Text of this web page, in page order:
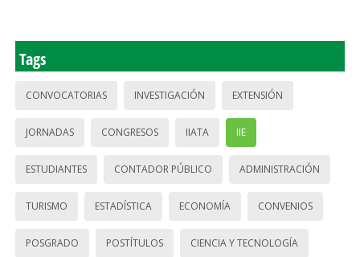
Tags
CONVOCATORIAS INVESTIGACIÓN EXTENSIÓN
JORNADAS CONGRESOS IIATA IIE
ESTUDIANTES CONTADOR PÚBLICO ADMINISTRACIÓN
TURISMO ESTADÍSTICA ECONOMÍA CONVENIOS
POSGRADO POSTÍTULOS CIENCIA Y TECNOLOGÍA